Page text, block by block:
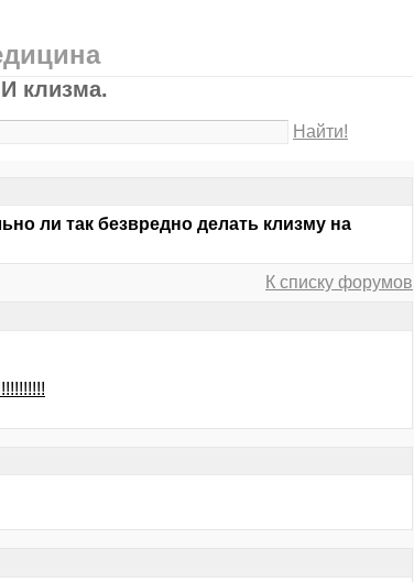
клизма.
Найти!
ли так безвредно делать клизму на
К списку форумов